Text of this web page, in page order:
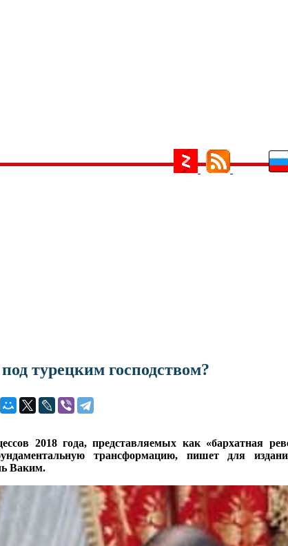
турецким господством?
2018 года, представляемых как «бархатная
трансформацию, пишет для
Ваким.